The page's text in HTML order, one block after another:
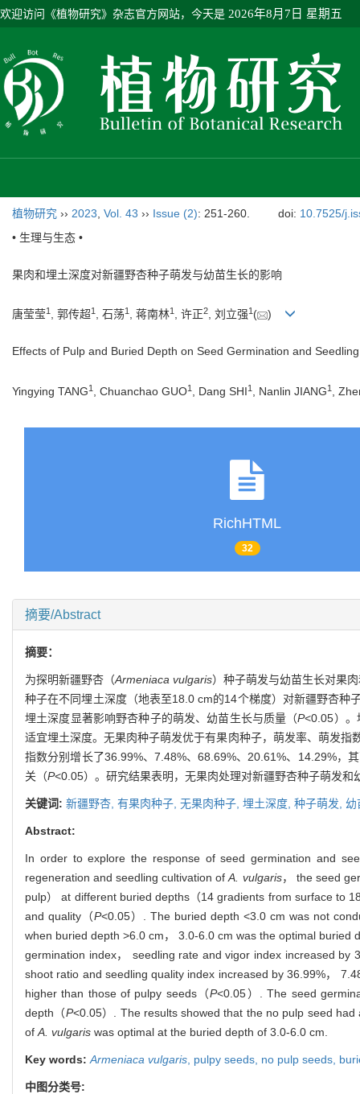
欢迎访问《植物研究》杂志官方网站，今天是 2026年8月7日 星期五
植物研究 ›› 2023 Vol. 43 ›› Issue (2): 251-260. doi: 10.7525/
• 生理与生态 •
果肉和埋土深度对新疆野杏种子萌发与幼苗生长的影响
唐莹莹1 , 郭传超1 , 石荡1 , 蒋南林1 , 许正2, 刘立强1 ( )
Effects of Pulp and Buried Depth on Seed Germination and
Yingying TANG1 , Chuanchao GUO1 , Dang SHI1 , Nanlin JIANG1 ,
RichHTML
32
摘要/Abstract
摘要：
为探明新疆野杏（Armeniaca vulgaris）种子萌发与幼苗生长对果
种子在不同埋土深度（地表至18.0 cm的14个梯度）对新疆野杏种
埋土深度显著影响野杏种子的萌发、幼苗生长与质量（P<0.05）。
适宜埋土深度。无果肉种子萌发优于有果肉种子，萌发率、萌发
指数分别增长了36.99%、7.48%、68.69%、20.61%、14.29%，
关（P<0.05）。研究结果表明，无果肉处理对新疆野杏种子萌发
关键词: 新疆野杏, 有果肉种子, 无果肉种子, 埋土深度, 种子萌发, 幼
Abstract:
In order to explore the response of seed germination and
regeneration and seedling cultivation ofA. vulgaris， the seed
pulp） at different buried depths（14 gradients from surface to
and quality（P<0.05）. The buried depth <3.0 cm was not
when buried depth >6.0 cm， 3.0-6.0 cm was the optimal
germination index， seedling rate and vigor index increased
shoot ratio and seedling quality index increased by 36.99%，
higher than those of pulpy seeds（P<0.05）. The seed
depth（P<0.05）. The results showed that the no pulp seed
of A. vulgaris was optimal at the buried depth of 3.0-6.0 cm.
Key words: Armeniaca vulgaris pulpy seeds, no pulp seeds,
中图分类号: